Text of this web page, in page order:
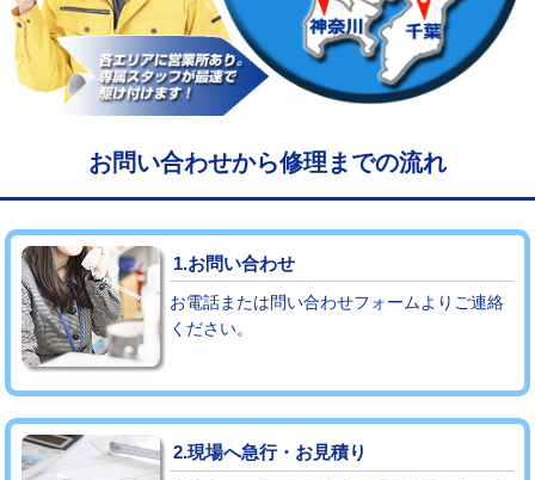
管・ポリ管・HT管使用/3ｍ超え)
マス交換（土の掘削・埋め戻し作業） 11,000円~
マス交換（深さ50㎝未満） 55,000円
マス交換（深さ50㎝以上） 66,000円
コンクリート斫り（厚さ10㎝まで） 27,500円
コンクリート斫り（厚さ10㎝超え）
モルタル補修（厚さ10㎝まで） 27,500円
モルタル補修（厚さ10㎝超え）
追加人工 16,500円
廃棄・処分 現場見積
お問い合わせから修理までの流れ
1.お問い合わせ
お電話または問い合わせフォームよりご連絡
ください。
2.現場へ急行・お見積り